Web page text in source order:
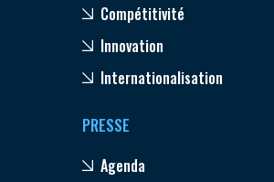
Compétitivité
Innovation
Internationalisation
PRESSE
Agenda